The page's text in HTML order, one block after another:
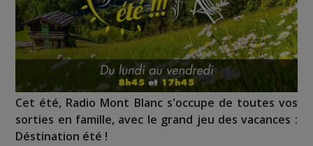
Cet été, Radio Mont Blanc s'occupe de toutes vos
sorties en famille, avec le grand jeu des vacances :
Déstination été !